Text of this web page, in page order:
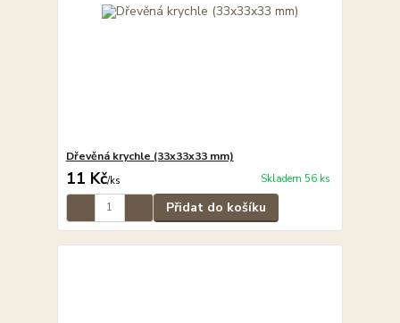
Dřevěná krychle (33x33x33 mm)
11 Kč/ks Skladem 56 ks
Přidat do košíku